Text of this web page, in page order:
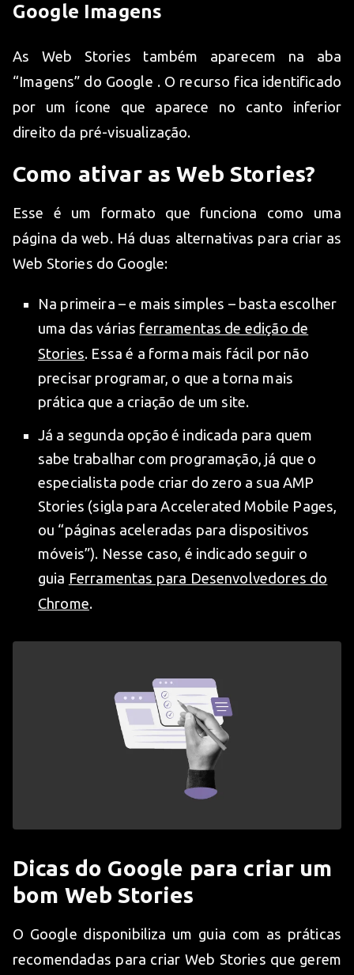
Google Imagens
As Web Stories também aparecem na aba
“Imagens” do Google . O recurso fica identificado
por um ícone que aparece no canto inferior
direito da pré-visualização.
Como ativar as Web Stories?
Esse é um formato que funciona como uma
página da web. Há duas alternativas para criar as
Web Stories do Google:
Na primeira – e mais simples – basta escolher
uma das várias ferramentas de edição de
Stories. Essa é a forma mais fácil por não
precisar programar, o que a torna mais
prática que a criação de um site.
Já a segunda opção é indicada para quem
sabe trabalhar com programação, já que o
especialista pode criar do zero a sua AMP
Stories (sigla para Accelerated Mobile Pages,
ou “páginas aceleradas para dispositivos
móveis”). Nesse caso, é indicado seguir o
guia Ferramentas para Desenvolvedores do
Chrome.
Dicas do Google para criar um
bom Web Stories
O Google disponibiliza um guia com as práticas
recomendadas para criar Web Stories que gerem